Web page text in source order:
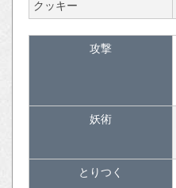
クッキー
攻撃
妖術
とりつく